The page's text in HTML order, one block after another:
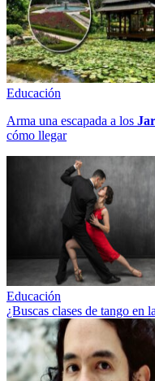
Educación
Arma una escapada a los
cómo llegar
Educación
¿Buscas clases de tango